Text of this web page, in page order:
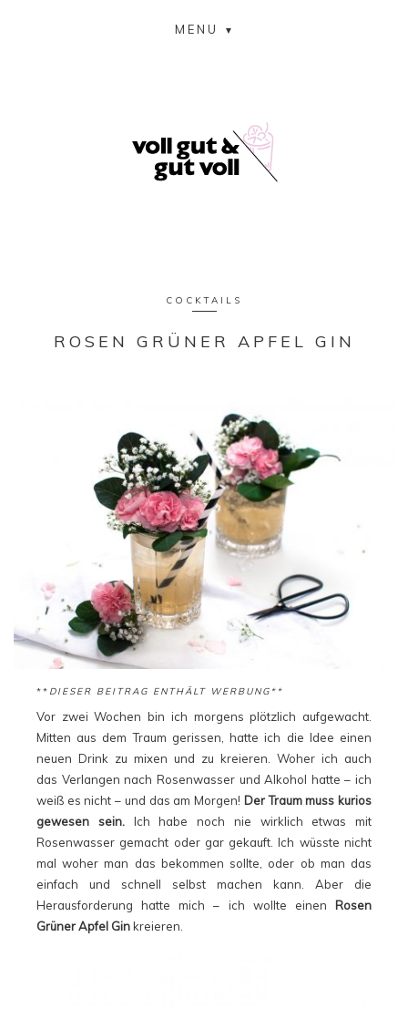
MENU
COCKTAILS
ROSEN GRÜNER APFEL GIN
** DIESER BEITRAG ENTHÄLT WERBUNG**
Vor zwei Wochen bin ich morgens plötzlich aufgewacht.
Mitten aus dem Traum gerissen, hatte ich die Idee einen
neuen Drink zu mixen und zu kreieren. Woher ich auch
das Verlangen nach Rosenwasser und Alkohol hatte – ich
weiß es nicht – und das am Morgen! Der Traum muss kurios
gewesen sein.Ich habe noch nie wirklich etwas mit
Rosenwasser gemacht oder gar gekauft. Ich wüsste nicht
mal woher man das bekommen sollte, oder ob man das
einfach und schnell selbst machen kann. Aber die
Herausforderung hatte mich – ich wollte einen Rosen
Grüner Apfel Ginkreieren.